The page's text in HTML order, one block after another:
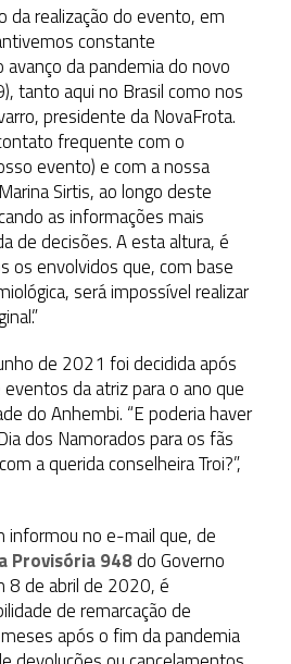
da realização do evento, em
constante
da pandemia do novo
tanto aqui no Brasil como nos
presidente da NovaFrota.
frequente com o
evento) e com a nossa
Sirtis, ao longo deste
as informações mais
de decisões. A esta altura, é
os envolvidos que, com base
será impossível realizar
de 2021 foi decidida após
da atriz para o ano que
do Anhembi. “E poderia haver
dos Namorados para os fãs
a querida conselheira Troi?”,
informou no e-mail que, de
Provisória 948do Governo
8 de abril de 2020, é
de remarcação de
após o fim da pandemia